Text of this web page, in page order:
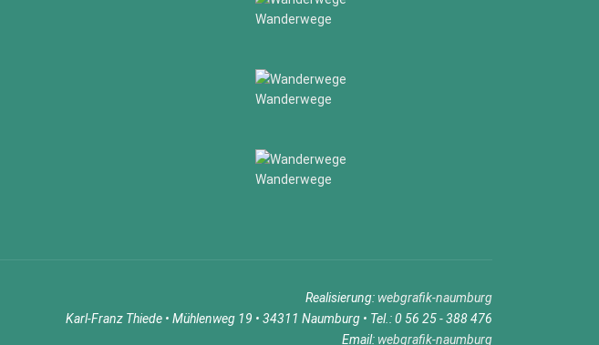
Wanderwege
Wanderwege
Wanderwege
Realisierung: webgrafik-naumburg
Karl-Franz Thiede • Mühlenweg 19 • 34311 Naumburg • Tel.: 0 56 25 - 388 476
Email: webgrafik-naumburg